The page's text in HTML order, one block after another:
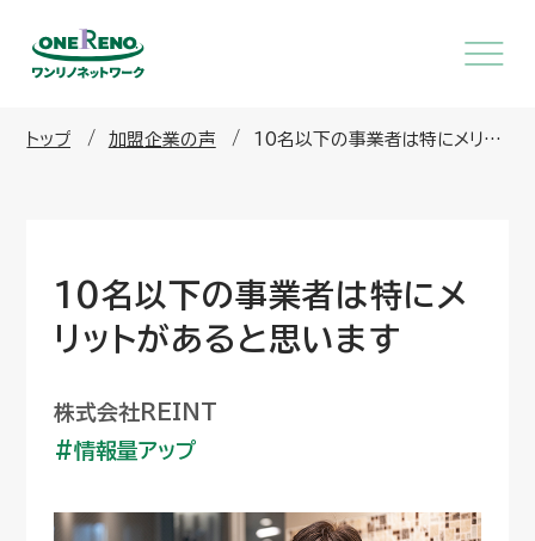
トップ 加盟企業の声
10名以下の事業者は特にメリッ
10名以下の事業者は特にメ
リットがあると思います
株式会社REINT
情報量アップ